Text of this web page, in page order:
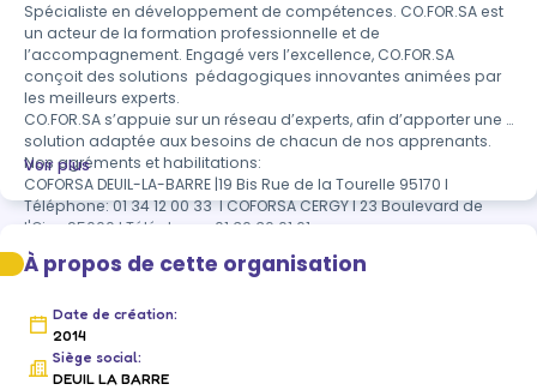
Spécialiste en développement de compétences. CO.FOR.SA est
un acteur de la formation professionnelle et de
l’accompagnement. Engagé vers l’excellence, CO.FOR.SA
conçoit des solutions  pédagogiques innovantes animées par
les meilleurs experts.
CO.FOR.SA s’appuie sur un réseau d’experts, afin d’apporter une
solution adaptée aux besoins de chacun de nos apprenants.
Nos agréments et habilitations: ​
COFORSA DEUIL-LA-BARRE |19 Bis Rue de la Tourelle 95170 I
Téléphone: 01 34 12 00 33  I COFORSA CERGY I 23 Boulevard de
l'Oise 95000 I Téléphone: 01 30 30 01 61
Numéro SIRET: N° SIRET de l'organisme [Cliquer et glisser pour
Autorisation d'exercice CNAPS: FOR-095-2026-12-22-
20210788051 I Agrément ADEF Cergy: 95 23 10 10 02  I Agrément
ADEF  Deuil-La-Barre: 95 20 10 28 01
Habilitation SST niveau 1 & 2 H32957/2019/SST-1/O/12
Voir plus
À propos de cette organisation
Date de création:
2014
Siège social:
DEUIL LA BARRE